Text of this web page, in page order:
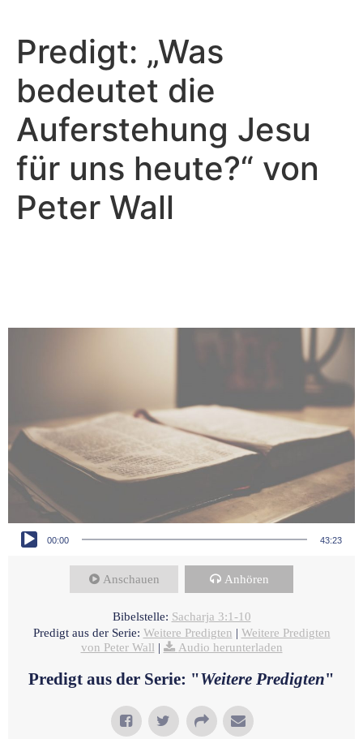
Predigt: „Was
bedeutet die
Auferstehung Jesu
für uns heute?“ von
Peter Wall
Audio-Player
00:00 43:23
Anschauen Anhören
Bibelstelle: Sacharja 3:1-10
Predigt aus der Serie: Weitere Predigten | Weitere Predigten
von Peter Wall | Audio herunterladen
Predigt aus der Serie: "Weitere Predigten"